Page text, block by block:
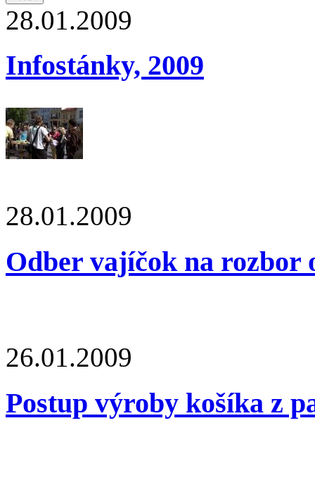
28.01.2009
Infostánky, 2009
28.01.2009
Odber vajíčok na rozbor
26.01.2009
Postup výroby košíka z